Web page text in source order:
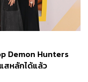
Demon Hunters
สหลักได้แล้ว